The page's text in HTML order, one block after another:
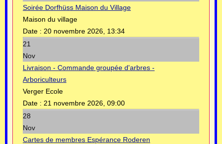
Soirée Dorfhüss Maison du Village
Maison du village
Date : 20 novembre 2026, 13:34
21
Nov
Livraison - Commande groupée d'arbres -
Arboriculteurs
Verger Ecole
Date : 21 novembre 2026, 09:00
28
Nov
Cartes de membres Espérance Roderen